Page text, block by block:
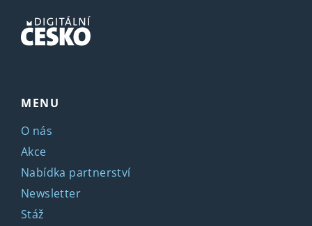
MENU
O nás
Akce
Nabídka partnerství
Newsletter
Stáž